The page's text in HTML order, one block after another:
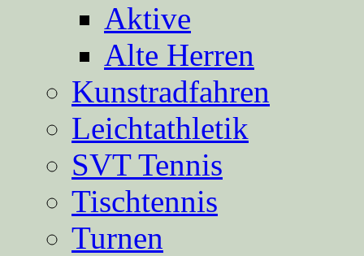
Aktive
Alte Herren
Kunstradfahren
Leichtathletik
SVT Tennis
Tischtennis
Turnen